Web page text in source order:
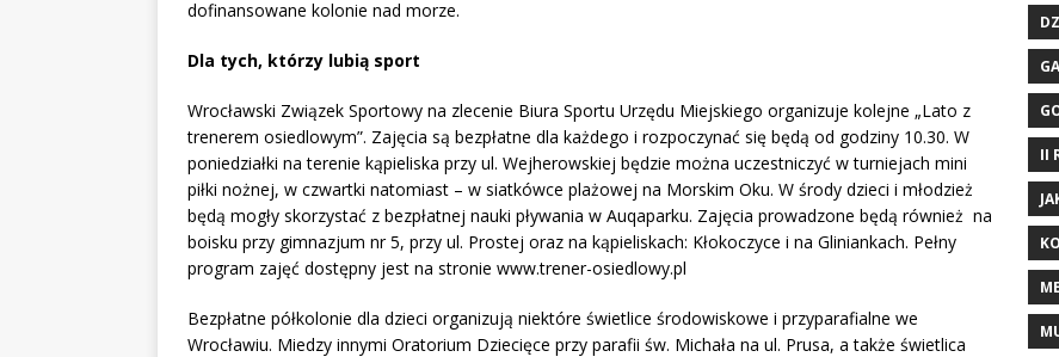
dofinansowane kolonie nad morze.
Dla tych, którzy lubią sport
Wrocławski Związek Sportowy na zlecenie Biura Sportu Urzędu Miejskiego organizuje kolejne „Lato z
trenerem osiedlowym”. Zajęcia są bezpłatne dla każdego i rozpoczynać się będą od godziny 10.30. W
poniedziałki na terenie kąpieliska przy ul. Wejherowskiej będzie można uczestniczyć w turniejach mini
piłki nożnej, w czwartki natomiast – w siatkówce plażowej na Morskim Oku. W środy dzieci i młodzież
będą mogły skorzystać z bezpłatnej nauki pływania w Auqaparku. Zajęcia prowadzone będą również na
boisku przy gimnazjum nr 5, przy ul. Prostej oraz na kąpieliskach: Kłokoczyce i na Gliniankach. Pełny
program zajęć dostępny jest na stronie www.trener-osiedlowy.pl
Bezpłatne półkolonie dla dzieci organizują niektóre świetlice środowiskowe i przyparafialne we
Wrocławiu. Miedzy innymi Oratorium Dziecięce przy parafii św. Michała na ul. Prusa, a także świetlica
II